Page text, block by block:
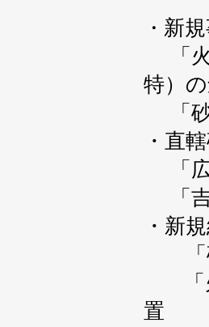
・ 新
「火
特）
「砂
・直
「広
「吉
・新
「砂
置